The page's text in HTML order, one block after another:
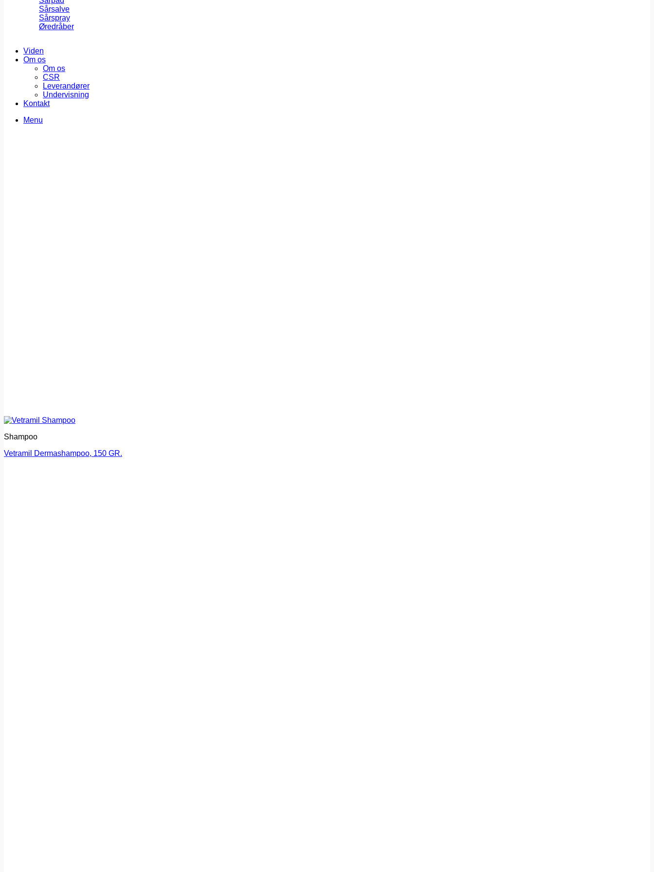
Sårsalve
Sårspray
Øredråber
Viden
Om os
Om os
CSR
Leverandører
Undervisning
Kontakt
Menu
Shampoo
Vetramil Dermashampoo, 150 GR.